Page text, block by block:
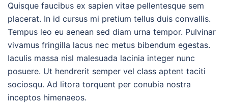
Quisque faucibus ex sapien vitae pellentesque sem
placerat. In id cursus mi pretium tellus duis convallis.
Tempus leo eu aenean sed diam urna tempor. Pulvinar
vivamus fringilla lacus nec metus bibendum egestas.
Iaculis massa nisl malesuada lacinia integer nunc
posuere. Ut hendrerit semper vel class aptent taciti
sociosqu. Ad litora torquent per conubia nostra
inceptos himenaeos.